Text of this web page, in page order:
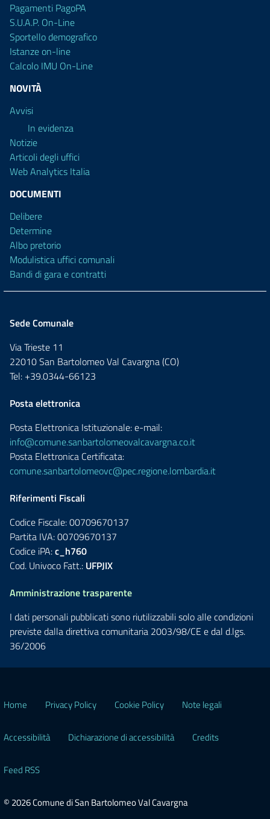
Pagamenti PagoPA
S.U.A.P. On-Line
Sportello demografico
Istanze on-line
Calcolo IMU On-Line
NOVITÀ
Avvisi
In evidenza
Notizie
Articoli degli uffici
Web Analytics Italia
DOCUMENTI
Delibere
Determine
Albo pretorio
Modulistica uffici comunali
Bandi di gara e contratti
Sede Comunale
Via Trieste 11
22010 San Bartolomeo Val Cavargna (CO)
Tel: +39.0344-66123
Posta elettronica
Posta Elettronica Istituzionale: e-mail:
info@comune.sanbartolomeovalcavargna.co.it
Posta Elettronica Certificata:
comune.sanbartolomeovc@pec.regione.lombardia.it
Riferimenti Fiscali
Codice Fiscale: 00709670137
Partita IVA: 00709670137
Codice iPA:c_h760
Cod. Univoco Fatt.: UFPJIX
Amministrazione trasparente
I dati personali pubblicati sono riutilizzabili solo alle condizioni
previste dalla direttiva comunitaria 2003/98/CE e dal d.lgs.
36/2006
Home Privacy Policy Cookie Policy Note legali
Accessibilità Dichiarazione di accessibilità Credits
Feed RSS
© 2026 Comune di San Bartolomeo Val Cavargna